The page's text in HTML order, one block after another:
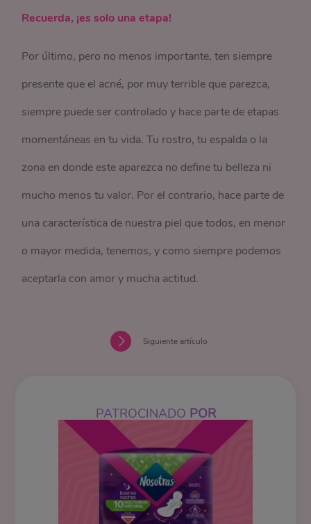
Recuerda, ¡es solo una etapa!
Por último, pero no menos importante, ten siempre
presente que el acné, por muy terrible que parezca,
siempre puede ser controlado y hace parte de etapas
momentáneas en tu vida. Tu rostro, tu espalda o la
zona en donde este aparezca no define tu belleza ni
mucho menos tu valor. Por el contrario, hace parte de
una característica de nuestra piel que todos, en menor
o mayor medida, tenemos, y como siempre podemos
aceptarla con amor y mucha actitud.
Siguiente artículo
PATROCINADO POR